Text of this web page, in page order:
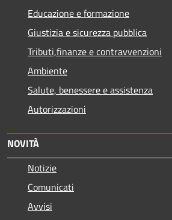
Educazione e formazione
Giustizia e sicurezza pubblica
Tributi,finanze e contravvenzioni
Ambiente
Salute, benessere e assistenza
Autorizzazioni
NOVITÀ
Notizie
Comunicati
Avvisi